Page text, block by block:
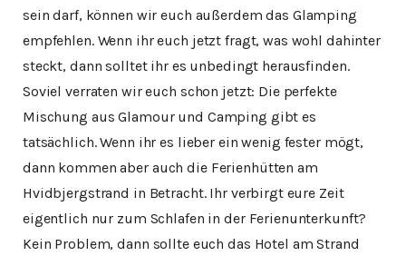
sein darf, können wir euch außerdem das Glamping
empfehlen. Wenn ihr euch jetzt fragt, was wohl dahinter
steckt, dann solltet ihr es unbedingt herausfinden.
Soviel verraten wir euch schon jetzt: Die perfekte
Mischung aus Glamour und Camping gibt es
tatsächlich. Wenn ihr es lieber ein wenig fester mögt,
dann kommen aber auch die Ferienhütten am
Hvidbjergstrand in Betracht. Ihr verbirgt eure Zeit
eigentlich nur zum Schlafen in der Ferienunterkunft?
Kein Problem, dann sollte euch das Hotel am Strand